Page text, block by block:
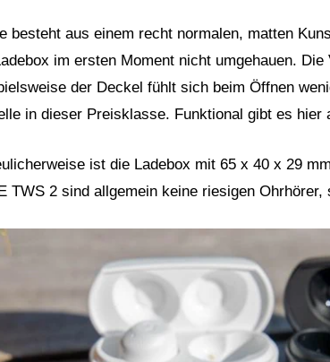
besteht aus einem recht normalen, matten
im ersten Moment nicht umgehauen.
der Deckel fühlt sich beim Öffnen
in dieser Preisklasse. Funktional gibt es hier
ist die Ladebox mit 65 x 40 x 29
TWS 2 sind allgemein keine riesigen